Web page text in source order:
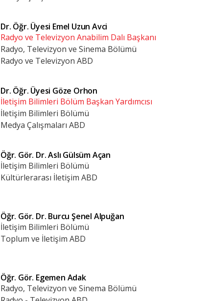
Dr. Öğr. Üyesi Emel Uzun Avci
Radyo ve Televizyon Anabilim Dalı Başkanı
Radyo, Televizyon ve Sinema Bölümü
Radyo ve Televizyon ABD
Dr. Öğr. Üyesi Göze Orhon
İletişim Bilimleri Bölüm Başkan Yardımcısı
İletişim Bilimleri Bölümü
Medya Çalışmaları ABD
Öğr. Gör. Dr.Aslı Gülsüm Açan
İletişim Bilimleri Bölümü
Kültürlerarası İletişim ABD
Öğr. Gör. Dr. Burcu Şenel Alpuğan
İletişim Bilimleri Bölümü
Toplum ve İletişim ABD
Öğr. Gör. Egemen Adak
Radyo, Televizyon ve Sinema Bölümü